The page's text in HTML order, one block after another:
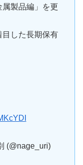
製品編」を更
した長期保有
(@nage_uri)